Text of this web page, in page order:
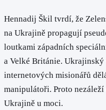
Hennadij Škil tvrdí, že
na Ukrajině propagují
loutkami západních
a Velké Británie.
internetových misionářů
manipulátoři. Proto nezáleží
Ukrajině u moci.